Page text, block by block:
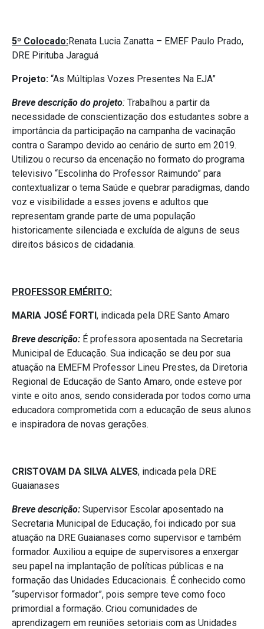
5º Colocado:Renata Lucia Zanatta – EMEF Paulo Prado,
DRE Pirituba Jaraguá
Projeto: “As Múltiplas Vozes Presentes Na EJA”
Breve descrição do projeto: Trabalhou a partir da
necessidade de conscientização dos estudantes sobre a
importância da participação na campanha de vacinação
contra o Sarampo devido ao cenário de surto em 2019.
Utilizou o recurso da encenação no formato do programa
televisivo “Escolinha do Professor Raimundo” para
contextualizar o tema Saúde e quebrar paradigmas, dando
voz e visibilidade a esses jovens e adultos que
representam grande parte de uma população
historicamente silenciada e excluída de alguns de seus
direitos básicos de cidadania.
PROFESSOR EMÉRITO:
MARIA JOSÉ FORTI, indicada pela DRE Santo Amaro
Breve descrição: É professora aposentada na Secretaria
Municipal de Educação. Sua indicação se deu por sua
atuação na EMEFM Professor Lineu Prestes, da Diretoria
Regional de Educação de Santo Amaro, onde esteve por
vinte e oito anos, sendo considerada por todos como uma
educadora comprometida com a educação de seus alunos
e inspiradora de novas gerações.
CRISTOVAM DA SILVA ALVES, indicada pela DRE
Guaianases
Breve descrição: Supervisor Escolar aposentado na
Secretaria Municipal de Educação, foi indicado por sua
atuação na DRE Guaianases como supervisor e também
formador. Auxiliou a equipe de supervisores a enxergar
seu papel na implantação de políticas públicas e na
formação das Unidades Educacionais. É conhecido como
“supervisor formador”, pois sempre teve como foco
primordial a formação. Criou comunidades de
aprendizagem em reuniões setoriais com as Unidades